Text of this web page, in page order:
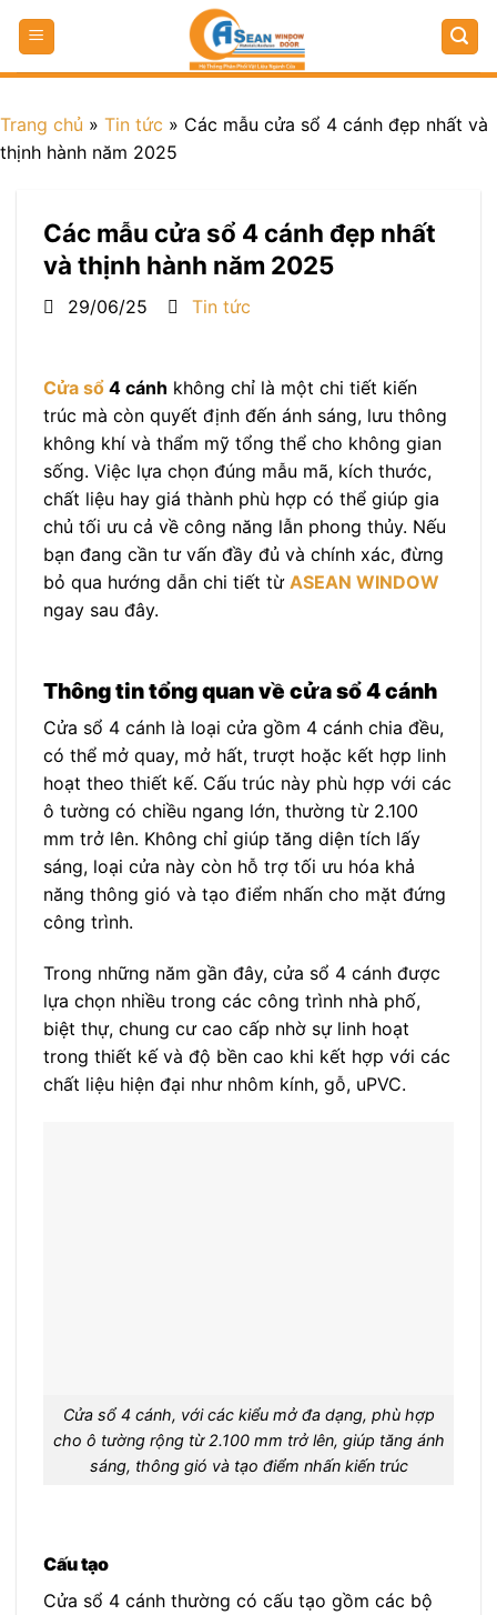
Trang chủ » Tin tức » Các mẫu cửa sổ 4 cánh đẹp nhất và
thịnh hành năm 2025
Các mẫu cửa sổ 4 cánh đẹp nhất
và thịnh hành năm 2025
29/06/25 Tin tức
Cửa sổ 4 cánh không chỉ là một chi tiết kiến
trúc mà còn quyết định đến ánh sáng, lưu thông
không khí và thẩm mỹ tổng thể cho không gian
sống. Việc lựa chọn đúng mẫu mã, kích thước,
chất liệu hay giá thành phù hợp có thể giúp gia
chủ tối ưu cả về công năng lẫn phong thủy. Nếu
bạn đang cần tư vấn đầy đủ và chính xác, đừng
bỏ qua hướng dẫn chi tiết từ ASEAN WINDOW
ngay sau đây.
Thông tin tổng quan về cửa sổ 4 cánh
Cửa sổ 4 cánh là loại cửa gồm 4 cánh chia đều,
có thể mở quay, mở hất, trượt hoặc kết hợp linh
hoạt theo thiết kế. Cấu trúc này phù hợp với các
ô tường có chiều ngang lớn, thường từ 2.100
mm trở lên. Không chỉ giúp tăng diện tích lấy
sáng, loại cửa này còn hỗ trợ tối ưu hóa khả
năng thông gió và tạo điểm nhấn cho mặt đứng
công trình.
Trong những năm gần đây, cửa sổ 4 cánh được
lựa chọn nhiều trong các công trình nhà phố,
biệt thự, chung cư cao cấp nhờ sự linh hoạt
trong thiết kế và độ bền cao khi kết hợp với các
chất liệu hiện đại như nhôm kính, gỗ, uPVC.
Cửa sổ 4 cánh, với các kiểu mở đa dạng, phù hợp
cho ô tường rộng từ 2.100 mm trở lên, giúp tăng ánh
sáng, thông gió và tạo điểm nhấn kiến trúc
Cấu tạo
Cửa sổ 4 cánh thường có cấu tạo gồm các bộ